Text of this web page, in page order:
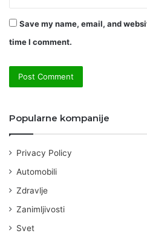
Save my name, email, and
time I comment.
Popularne kompanije
Privacy Policy
Automobili
Zdravlje
Zanimljivosti
Svet